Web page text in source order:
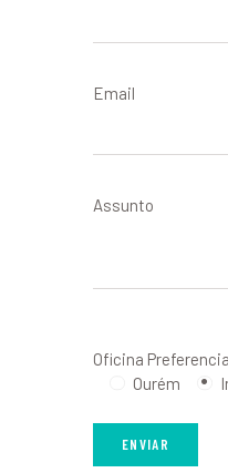
Email
Assunto
Oficina
Ourém